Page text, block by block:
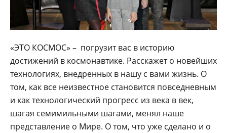
«ЭТО КОСМОС» – погрузит вас в историю
достижений в космонавтике. Расскажет о новейших
технологиях, внедренных в нашу с вами жизнь. О
том, как все неизвестное становится повседневным
и как технологический прогресс из века в век,
шагая семимильными шагами, менял наше
представление о Мире. О том, что уже сделано и о